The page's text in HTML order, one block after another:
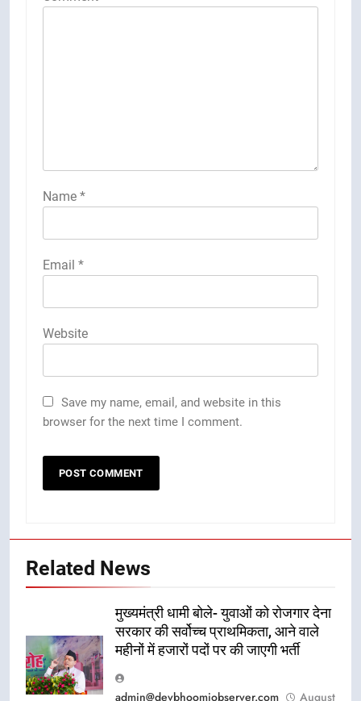
Name *
Email *
Website
Save my name, email, and website in this
browser for the next time I comment.
Related News
मुख्यमंत्री धामी बोले- युवाओं को रोजगार देना
सरकार की सर्वोच्च प्राथमिकता, आने वाले
महीनों में हजारों पदों पर की जाएगी भर्ती
admin@devbhoomiobserver.com August